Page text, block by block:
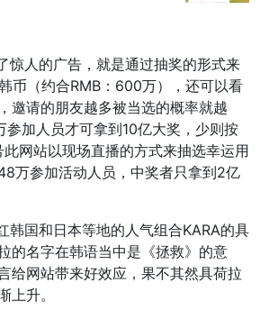
惊人的广告，就是通过抽奖的形式来
币（约合RMB：600万），还可以看
邀请的朋友越多被当选的概率就越
参加人员才可拿到10亿大奖，少则按
网站以现场直播的方式来抽选幸运用
万参加活动人员，中奖者只拿到2亿
韩国和日本等地的人气组合KARA的具
的名字在韩语当中是《拯救》的意
给网站带来好效应，果不其然具荷拉
上升。